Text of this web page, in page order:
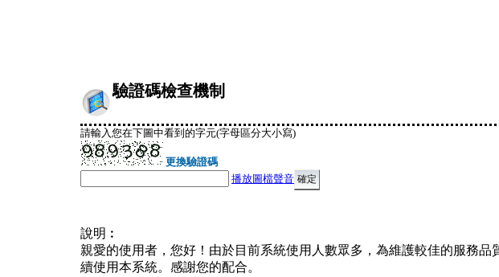
驗證碼檢查機制
請輸入您在下圖中看到的字元(字母區分大小寫)
更換驗證碼
播放圖檔聲音
說明︰
親愛的使用者，您好！由於目前系統使用人數眾多，為維護較佳的服務
續使用本系統。感謝您的配合。